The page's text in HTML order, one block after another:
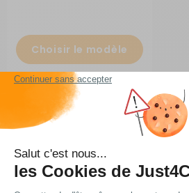
Choisir le modèle
En stock